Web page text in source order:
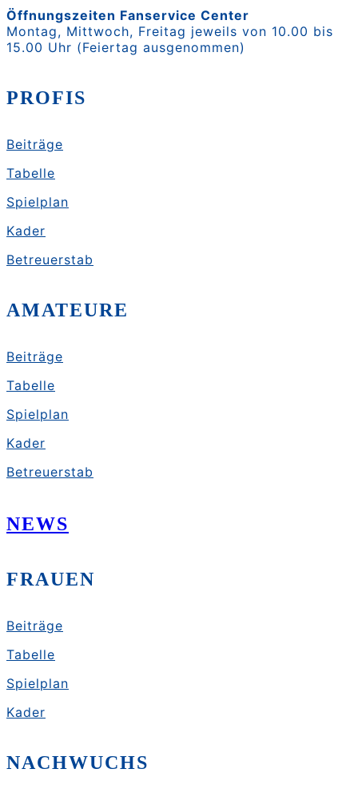
Öffnungszeiten Fanservice Center
Montag, Mittwoch, Freitag jeweils von 10.00 bis
15.00 Uhr (Feiertag ausgenommen)
PROFIS
Beiträge
Tabelle
Spielplan
Kader
Betreuerstab
AMATEURE
Beiträge
Tabelle
Spielplan
Kader
Betreuerstab
NEWS
FRAUEN
Beiträge
Tabelle
Spielplan
Kader
NACHWUCHS